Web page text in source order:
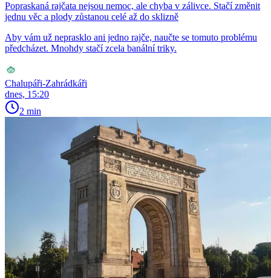
Popraskaná rajčata nejsou nemoc, ale chyba v zálivce. Stačí změnit
jednu věc a plody zůstanou celé až do sklizně
Aby vám už neprasklo ani jedno rajče, naučte se tomuto problému
předcházet. Mnohdy stačí zcela banální triky.
Chalupáři-Zahrádkáři
dnes, 15:20
2 min